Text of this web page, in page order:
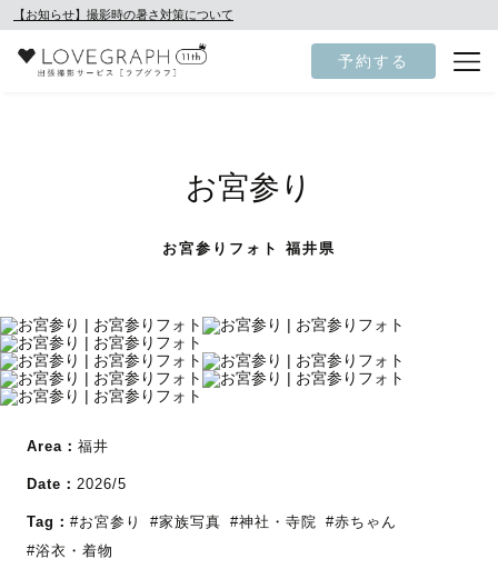
【お知らせ】撮影時の暑さ対策について
予約する
お宮参り
お宮参りフォト 福井県
Area： 福井
Date： 2026/5
Tag： #お宮参り #家族写真 #神社・寺院 #赤ちゃん
#浴衣・着物